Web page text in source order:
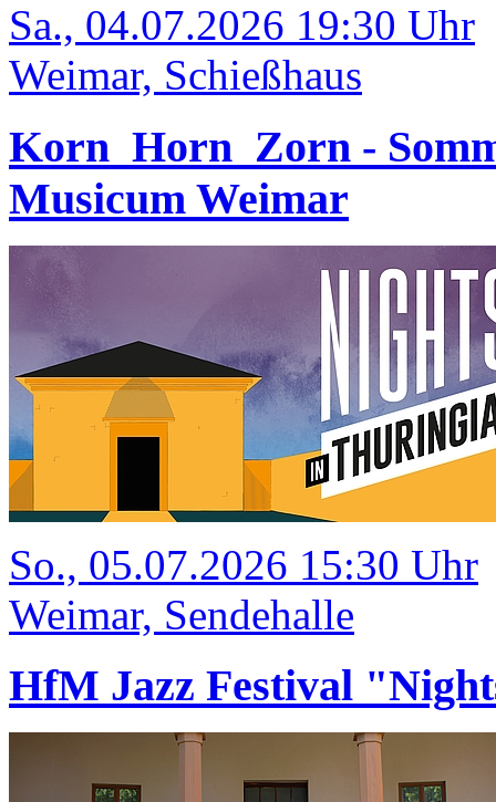
Sa., 04.07.2026 19:30 Uhr
Weimar, Schießhaus
Korn_Horn_Zorn -
Musicum Weimar
So., 05.07.2026 15:30 Uhr
Weimar, Sendehalle
HfM Jazz Festival